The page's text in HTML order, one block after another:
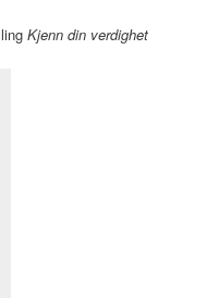
Kjenn din verdighet